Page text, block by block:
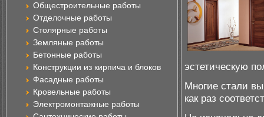
Общестроительные работы
Отделочные работы
Столярные работы
Земляные работы
Бетонные работы
Конструкции из кирпича и блоков
Фасадные работы
Кровельные работы
Электромонтажные работы
эстетическую
Многие стали
как раз